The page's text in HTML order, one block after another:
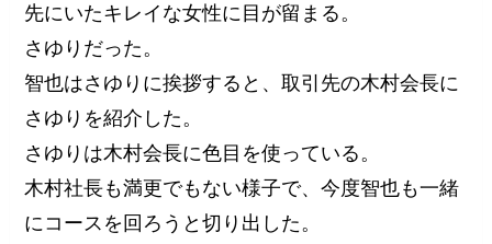
先にいたキレイな女性に目が留まる。
さゆりだった。
智也はさゆりに挨拶すると、取引先の木村会長に
さゆりを紹介した。
さゆりは木村会長に色目を使っている。
木村社長も満更でもない様子で、今度智也も一緒
にコースを回ろうと切り出した。